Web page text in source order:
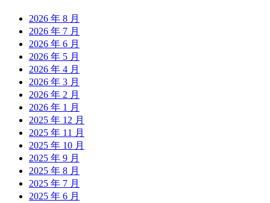
2026 年 8 月
2026 年 7 月
2026 年 6 月
2026 年 5 月
2026 年 4 月
2026 年 3 月
2026 年 2 月
2026 年 1 月
2025 年 12 月
2025 年 11 月
2025 年 10 月
2025 年 9 月
2025 年 8 月
2025 年 7 月
2025 年 6 月